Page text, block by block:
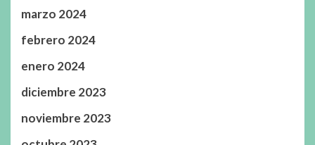
marzo 2024
febrero 2024
enero 2024
diciembre 2023
noviembre 2023